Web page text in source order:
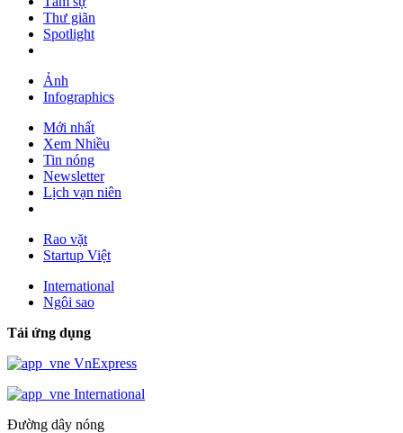
Thư giãn
Spotlight
Ảnh
Infographics
Mới nhất
Xem Nhiều
Tin nóng
Newsletter
Lịch vạn niên
Rao vặt
Startup Việt
International
Ngôi sao
Tải ứng dụng
VnExpress
International
Đường dây nóng